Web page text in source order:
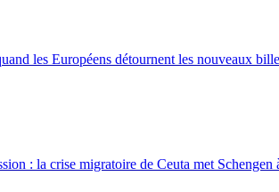
les Européens détournent les nouveaux
: la crise migratoire de Ceuta met Schengen